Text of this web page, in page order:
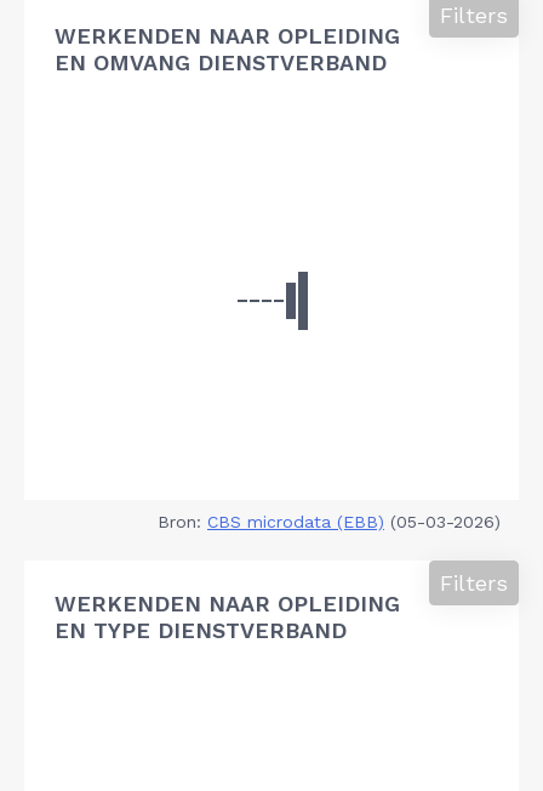
WERKENDEN NAAR OPLEIDING
EN OMVANG DIENSTVERBAND
Filters
Bron: CBS microdata (EBB) (05-03-2026)
WERKENDEN NAAR OPLEIDING
EN TYPE DIENSTVERBAND
Filters